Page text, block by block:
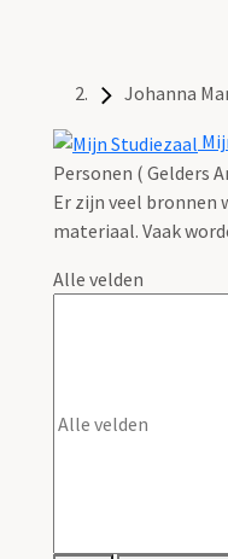
Johanna
Personen ( Gelders
Er zijn veel bronnen
materiaal. Vaak
Alle velden